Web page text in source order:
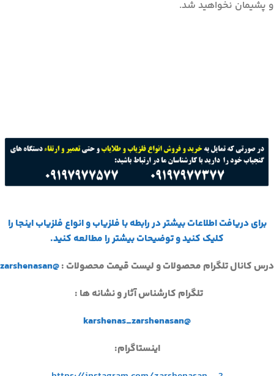
و پشیمان نخواهید شد.
برای دریافت اطلاعات بیشتر در رابطه با فلزیاب و انواع فلزیاب اینجا را
کلیک کنید و توضیحات بیشتر را مطالعه کنید.
درس کانال تلگرام محصولات و لیست قیمت محصولات :@zarshenasan
تلگرام کارشناس آثار و نشانه ها :
@karshenas_zarshenasan
اینستاگرام: